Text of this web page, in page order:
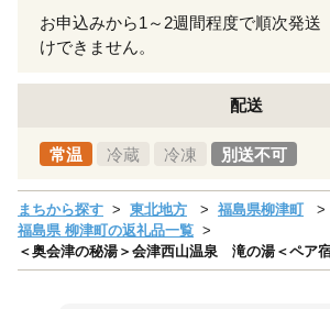
お申込みから1～2週間程度で順次発
けできません。
配送
常温 冷蔵 冷凍 別送不可
まちから探す 東北地方
福島県柳津町
福島県 柳津町の返礼品一覧
＜奥会津の秘湯＞会津西山温泉 滝の湯＜ペア宿